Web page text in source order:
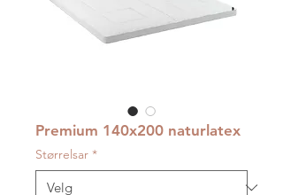
Premium 140x200 naturlatex
Størrelsar *